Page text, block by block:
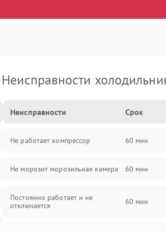
Неисправности
Неисправности Срок
Не работает компрессор 60 мин
Не морозит морозильная камера 60 мин
Постоянно работает и не
отключается
60 мин